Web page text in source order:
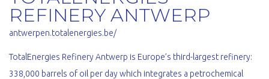
REFINERY ANTWERP
antwerpen.totalenergies.be/
TotalEnergies Refinery Antwerp is Europe’s third-largest refinery:
338,000 barrels of oil per day which integrates a petrochemical